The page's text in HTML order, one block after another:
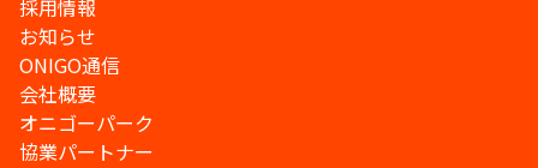
採用情報
お知らせ
ONIGO通信
会社概要
オニゴーパーク
協業パートナー